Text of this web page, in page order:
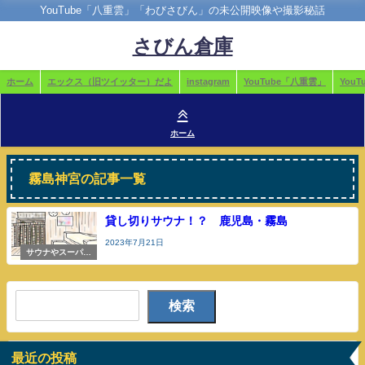
YouTube「八重雲」「わびさびん」の未公開映像や撮影秘話
さびん倉庫
ホーム エックス（旧ツイッター）だよ instagram YouTube「八重雲」
ホーム
霧島神宮の記事一覧
サウナやスーパー
銭湯
貸し切りサウナ！？ 鹿児島・霧島
2023年7月21日
検索
最近の投稿